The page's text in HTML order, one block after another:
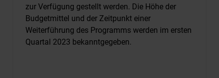
zur Verfügung gestellt werden. Die Höhe der
Budgetmittel und der Zeitpunkt einer
Weiterführung des Programms werden im ersten
Quartal 2023 bekanntgegeben.